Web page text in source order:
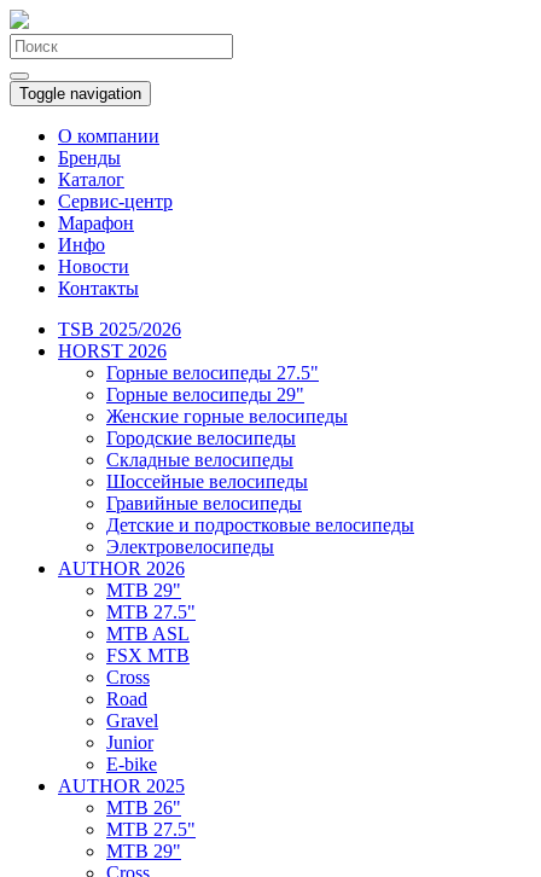
Toggle navigation
О компании
Бренды
Каталог
Сервис-центр
Марафон
Инфо
Новости
Контакты
TSB 2025/2026
HORST 2026
Горные велосипеды 27.5"
Горные велосипеды 29"
Женские горные велосипеды
Городские велосипеды
Складные велосипеды
Шоссейные велосипеды
Гравийные велосипеды
Детские и подростковые велосипеды
Электровелосипеды
AUTHOR 2026
MTB 29"
MTB 27.5"
MTB ASL
FSX MTB
Cross
Road
Gravel
Junior
E-bike
AUTHOR 2025
MTB 26"
MTB 27.5"
MTB 29"
Cross